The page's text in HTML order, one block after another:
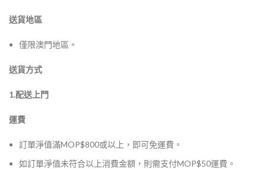
送貨地區
僅限澳門地區。
送貨方式
1.配送上門
運費
訂單淨值滿MOP$800或以上，即可免運費。
如訂單淨值未符合以上消費金額，則需支付MOP$50運費。